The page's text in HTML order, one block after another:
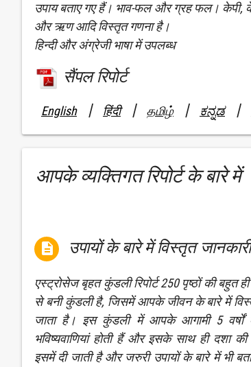
उपाय बताए गए हैं। भाव-फल और ग्रह फल। केपी,
और ऋण आदि विस्तृत गणना है।
हिन्दी और अंग्रेजी भाषा में उपलब्ध
सैंपल रिपोर्ट
English | हिंदी | தமிழ் | ಕನ್ನಡ |
आपके व्यक्तिगत रिपोर्ट के बारे में
 उपायों के बारे में विस्तृत जानकारी
एस्ट्रोसेज बृहत कुंडली रिपोर्ट 250 पृष्ठों की बहुत
से बनी कुंडली है, जिसमें आपके जीवन के बारे में
जाता है। इस कुंडली में आपके आगामी 5 वर्षों
भविष्यवाणियां होती हैं और इसके साथ ही दशा की
इसमें दी जाती है और जरुरी उपायों के बारे में भी